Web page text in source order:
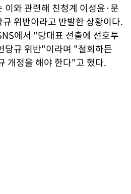
이와 관련해 친청계 이성윤·문
위반이라고 반발한 상황이다.
에서 "당대표 선출에 선호투
당규 위반"이라며 "철회하든
개정을 해야 한다"고 했다.